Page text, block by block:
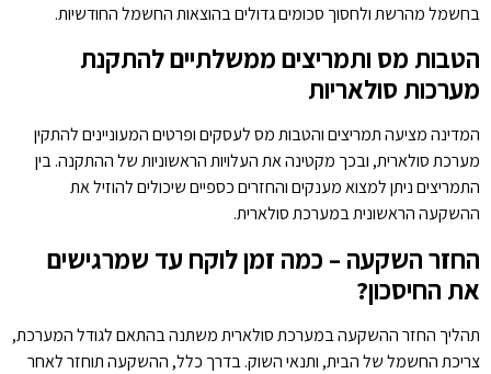
בחשמל מהרשת ולחסוך סכומים גדולים בהוצאות החשמל החודשיות.
הטבות מס ותמריצים ממשלתיים להתקנת
מערכות סולאריות
המדינה מציעה תמריצים והטבות מס לעסקים ופרטים המעוניינים להתקין
מערכת סולארית, ובכך מקטינה את העלויות הראשוניות של ההתקנה. בין
התמריצים ניתן למצוא מענקים והחזרים כספיים שיכולים להוזיל את
ההשקעה הראשונית במערכת סולארית.
החזר השקעה – כמה זמן לוקח עד שמרגישים
את החיסכון?
תהליך החזר ההשקעה במערכת סולארית משתנה בהתאם לגודל המערכת,
צריכת החשמל של הבית, ותנאי השוק. בדרך כלל, ההשקעה תוחזר לאחר